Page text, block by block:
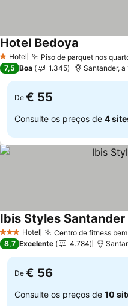
1 Estrelas
Hotel Piso de parquet nos
Hotel Bedoya
7,5 Boa 1.345 Santander, a
De € 55
Consulte os preços de 4
3 EstrelasHotel Centro de fitness
Ibis Styles Santander
8,7 Excelente 4.784
De € 56
Consulte os preços de 10